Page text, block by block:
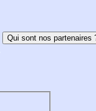
Qui sont nos partenaires